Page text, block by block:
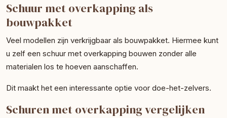
Schuur met overkapping als
bouwpakket
Veel modellen zijn verkrijgbaar als bouwpakket. Hiermee kunt
u zelf een schuur met overkapping bouwen zonder alle
materialen los te hoeven aanschaffen.
Dit maakt het een interessante optie voor doe-het-zelvers.
Schuren met overkapping vergelijken